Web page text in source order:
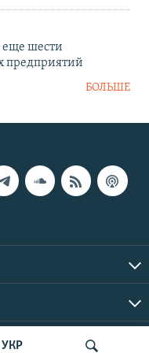
УКР
еще шести
предприятий
БОЛЬШЕ
| Все права защищены.